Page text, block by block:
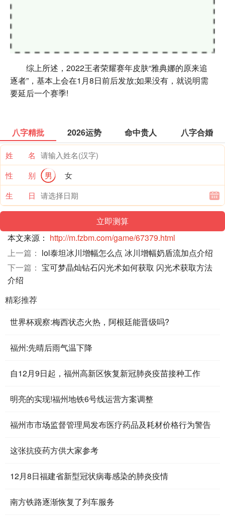
综上所述，2022王者荣耀赛年皮肤“雅典娜的原来追
逐者”，基本上会在1月8日前后发放;如果没有，就说明需
要延后一个赛季!
八字精批 2026运势 命中贵人 八字合婚
姓 名
性 别
男
女
生 日
本文来源： http://m.fzbm.com/game/67379.html
上一篇： lol泰坦冰川增幅怎么点 冰川增幅奶盾流加点介绍
下一篇： 宝可梦晶灿钻石闪光术如何获取 闪光术获取方法
介绍
精彩推荐
世界杯观察:梅西状态火热，阿根廷能晋级吗?
福州:先晴后雨气温下降
自12月9日起，福州高新区恢复新冠肺炎疫苗接种工作
明亮的实现!福州地铁6号线运营方案调整
福州市市场监督管理局发布医疗药品及耗材价格行为警告
这张抗疫药方供大家参考
12月8日福建省新型冠状病毒感染的肺炎疫情
南方铁路逐渐恢复了列车服务